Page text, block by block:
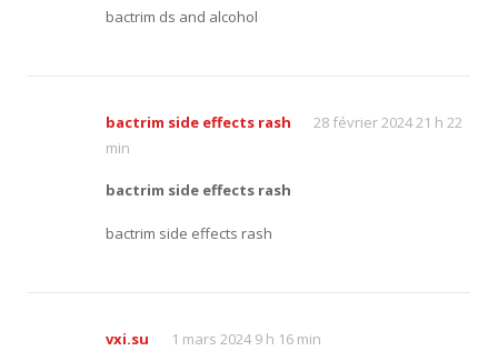
bactrim ds and alcohol
bactrim side effects rash
28 février 2024 21 h 22
min
bactrim side effects rash
bactrim side effects rash
vxi.su 1 mars 2024 9 h 16 min